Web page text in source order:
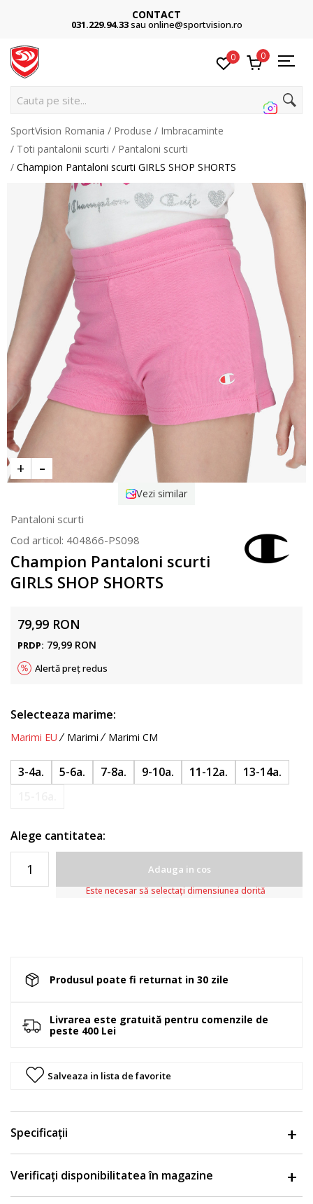
CONTACT
031.229.94.33sau online@sportvision.ro
0 0
C
SportVision Romania Produse
Imbracaminte
Toti pantalonii scurti
Pantaloni scurti
Champion Pantaloni scurti GIRLS SHOP SHORTS
Vezi similar
Pantaloni scurti
Cod articol: 404866-PS098
Champion Pantaloni scurti
GIRLS SHOP SHORTS
79,99 RON
PRDP: 79,99 RON
Alertă preț redus
Selecteaza marime:
Marimi EU Marimi Marimi CM
3-4a. 5-6a. 7-8a. 9-10a. 11-12a.
13-14a.
Alege cantitatea:
Adauga in cos
Este necesar să selectați dimensiunea dorită
Produsul poate fi returnat in 30 zile
Livrarea este gratuită pentru comenzile de
peste 400 Lei
Salveaza in lista de favorite
Specificații
Verificați disponibilitatea în magazine